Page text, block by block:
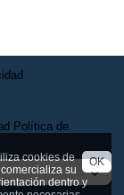
cookies de
su
dentro y
OK
Política de